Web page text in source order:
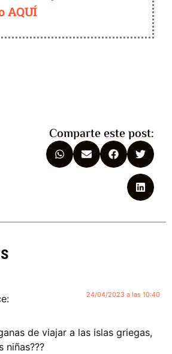
AQUÍ
Comparte este post:
24/04/2023 a las 10:40
de viajar a las islas griegas,
niñas???